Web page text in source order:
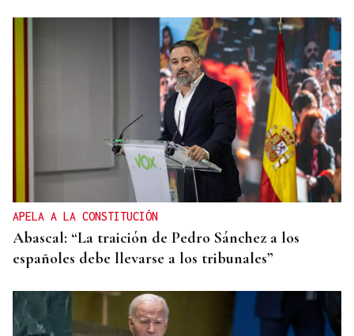
APELA A LA CONSTITUCIÓN
Abascal: “La traición de Pedro Sánchez a los
españoles debe llevarse a los tribunales”